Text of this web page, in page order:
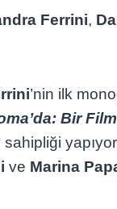
Ferrini,
’nin ilk
Bir
ve Marina